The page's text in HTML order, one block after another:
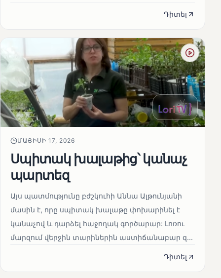
Դիտել
ՄԱՅԻՍԻ 17, 2026
Սպիտակ խալաթից՝ կանաչ
պարտեզ
Այս պատմությունը բժշկուհի Աննա Ալթունյանի
մասին է, որը սպիտակ խալաթը փոխարինել է
կանաչով և դարձել հաջողակ գործարար: Լոռու
մարզում վերջին տարիներին աստիճանաբար զ...
Դիտել